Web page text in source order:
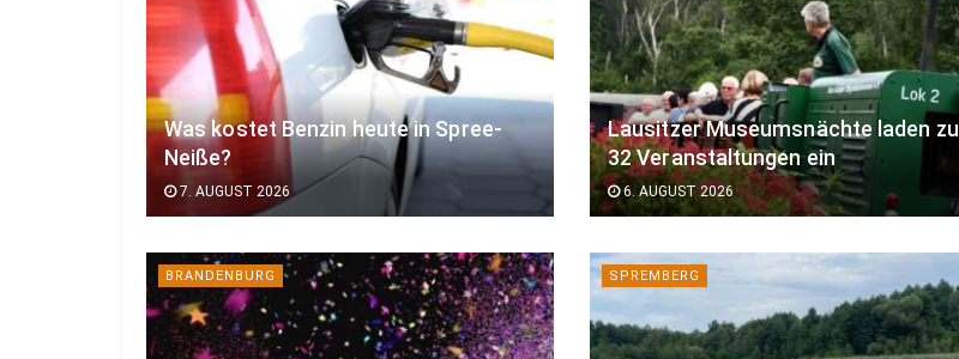
Was kostet Benzin heute in Spree-
Neiße?
7. AUGUST 2026
Lausitzer Museumsnächte laden zu
32 Veranstaltungen ein
6. AUGUST 2026
BRANDENBURG SPREMBERG